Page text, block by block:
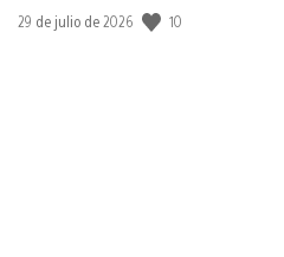
Fecha
29 de julio de 2026 10